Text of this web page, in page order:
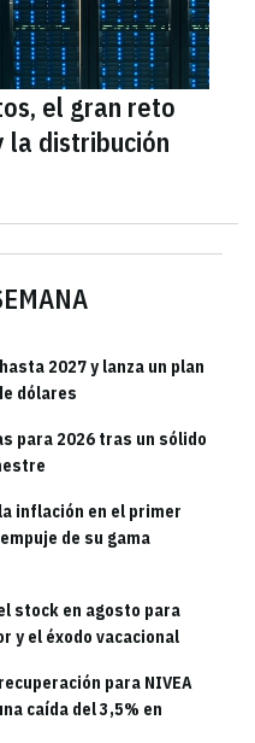
2027 y lanza un plan
dólares
para 2026 tras un sólido
inflación en el primer
de su gama
stock en agosto para
y el éxodo vacacional
para NIVEA
caída del 3,5% en
el gran reto
distribución